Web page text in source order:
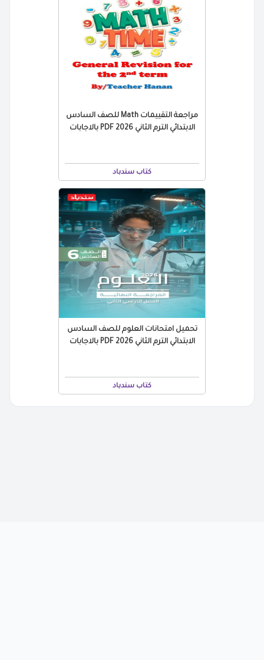
مراجعة التقييمات Math للصف السادس
الابتدائي الترم الثاني 2026 PDF بالاجابات
كتاب سندباد
تحميل امتحانات العلوم للصف السادس
الابتدائي الترم الثاني 2026 PDF بالاجابات
كتاب سندباد